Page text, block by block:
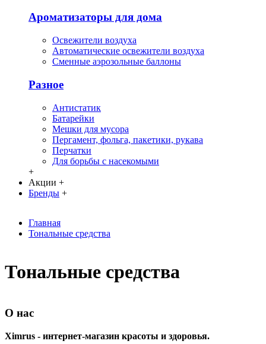
Ароматизаторы для дома
Освежители воздуха
Автоматические освежители воздуха
Сменные аэрозольные баллоны
Разное
Антистатик
Батарейки
Мешки для мусора
Пергамент, фольга, пакетики, рукава
Перчатки
Для борьбы с насекомыми
+
Акции +
Бренды +
Главная
Тональные средства
Тональные средства
О нас
Ximrus - интернет-магазин красоты и здоровья.